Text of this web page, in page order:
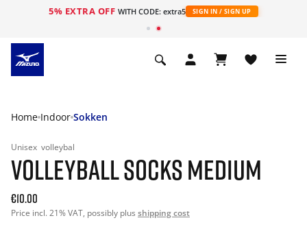
5% EXTRA OFF WITH CODE: extra5 SIGN IN / SIGN UP
Home Indoor Sokken
Unisex volleybal
VOLLEYBALL SOCKS MEDIUM
€10.00
Price incl. 21% VAT, possibly plus shipping cost